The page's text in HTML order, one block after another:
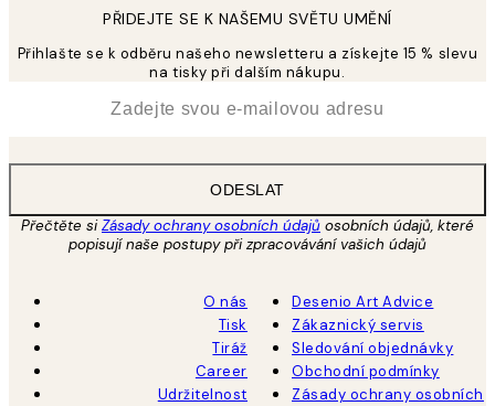
PŘIDEJTE SE K NAŠEMU SVĚTU UMĚNÍ
Přihlašte se k odběru našeho newsletteru a získejte 15 % slevu
na tisky při dalším nákupu.
ODESLAT
Přečtěte siZásady ochrany osobních údajů osobních údajů, které
popisují naše postupy při zpracovávání vašich údajů
O nás
Tisk
Tiráž
Career
Udržitelnost
Desenio Art Advice
Zákaznický servis
Sledování objednávky
Obchodní podmínky
Zásady ochrany osobních